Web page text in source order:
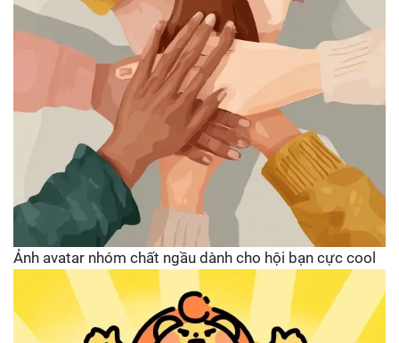
Ảnh avatar nhóm chất ngầu dành cho hội bạn cực cool